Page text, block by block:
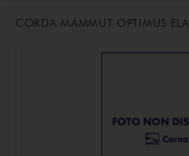
CORDA MAMMUT OPTIMUS